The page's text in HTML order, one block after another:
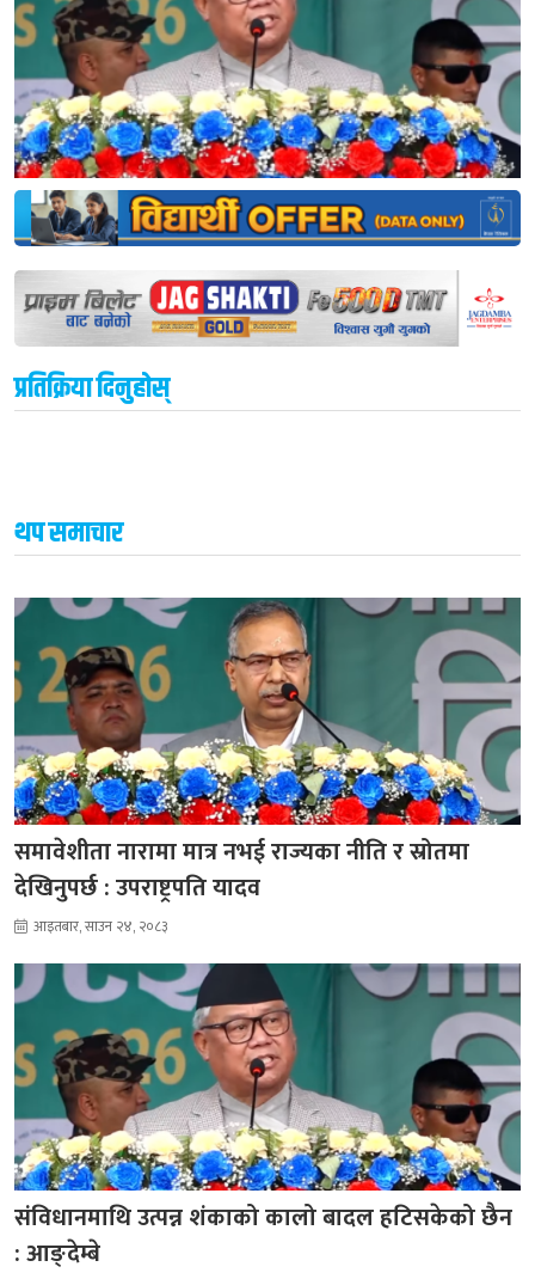
प्रतिक्रिया दिनुहोस्
थप समाचार
समावेशीता नारामा मात्र नभई राज्यका नीति र स्रोतमा
देखिनुपर्छ : उपराष्ट्रपति यादव
आइतबार, साउन २४, २०८३
संविधानमाथि उत्पन्न शंकाको कालो बादल हटिसकेको छैन
: आङ्देम्बे